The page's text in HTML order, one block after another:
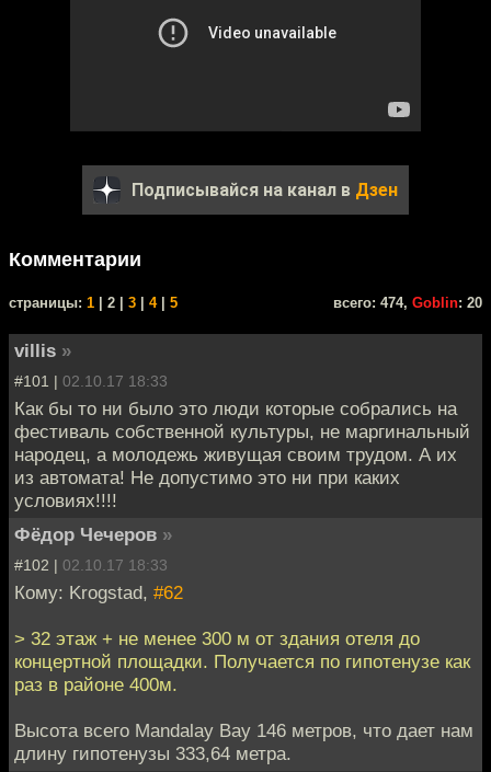
Подписывайся на канал в Дзен
Комментарии
cтраницы: 1 | 2 | 3 4| 5 всего: 474, Goblin: 20
villis »
#101 | 02.10.17 18:33
Как бы то ни было это люди которые собрались на
фестиваль собственной культуры, не маргинальный
народец, а молодежь живущая своим трудом. А их
из автомата! Не допустимо это ни при каких
условиях!!!!
Фёдор Чечеров »
#102 | 02.10.17 18:33
Кому: Krogstad, #62
> 32 этаж + не менее 300 м от здания отеля до
концертной площадки. Получается по гипотенузе как
раз в районе 400м.
Высота всего Mandalay Bay 146 метров, что дает нам
длину гипотенузы 333,64 метра.